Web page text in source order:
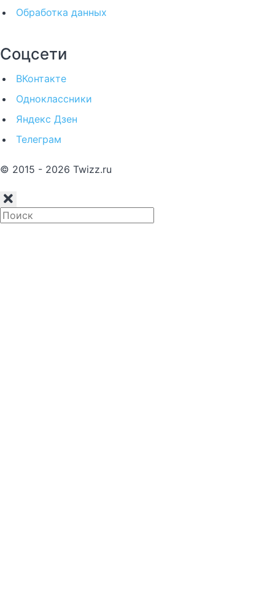
Обработка данных
Соцсети
ВКонтакте
Одноклассники
Яндекс Дзен
Телеграм
© 2015 - 2026 Twizz.ru